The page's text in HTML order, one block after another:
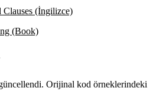
(İngilizce)
(Book)
Orijinal kod örneklerindeki